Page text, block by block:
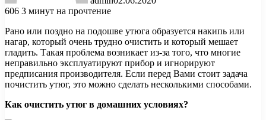
606 3 минут на прочтение
Рано или поздно на подошве утюга образуется накипь или
нагар, который очень трудно очистить и который мешает
гладить. Такая проблема возникает из-за того, что многие
неправильно эксплуатируют прибор и игнорируют
предписания производителя. Если перед Вами стоит задача
почистить утюг, это можно сделать несколькими способами.
Как очистить утюг в домашних условиях?